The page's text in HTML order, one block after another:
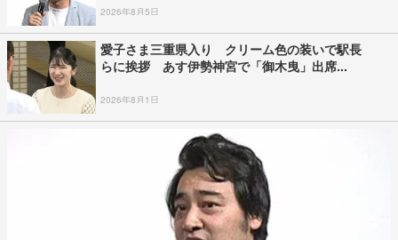
2026年8月5日
愛子さま三重県入り クリーム色の装いで駅長
らに挨拶 あす伊勢神宮で「御木曳」出席...
2026年8月1日